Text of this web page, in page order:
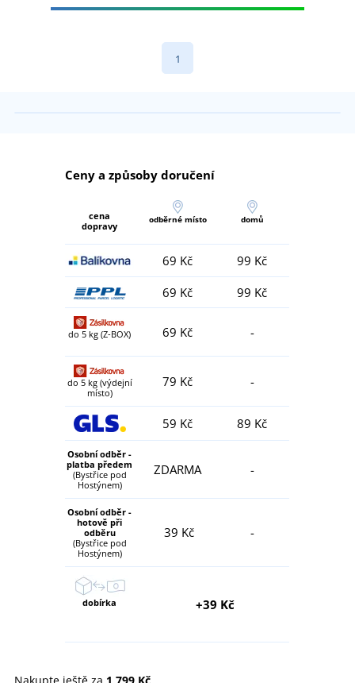
1
Ceny a způsoby doručení
cena
dopravy
odběrné místo domů
69 Kč
99 Kč
69 Kč
99 Kč
do 5 kg (Z-BOX) 69 Kč -
do 5 kg (výdejní
místo)
79 Kč -
59 Kč 89 Kč
Osobní odběr -
platba předem
(Bystřice pod
Hostýnem)
ZDARMA -
Osobní odběr -
hotově při
odběru
(Bystřice pod
Hostýnem)
39 Kč -
dobírka +39 Kč